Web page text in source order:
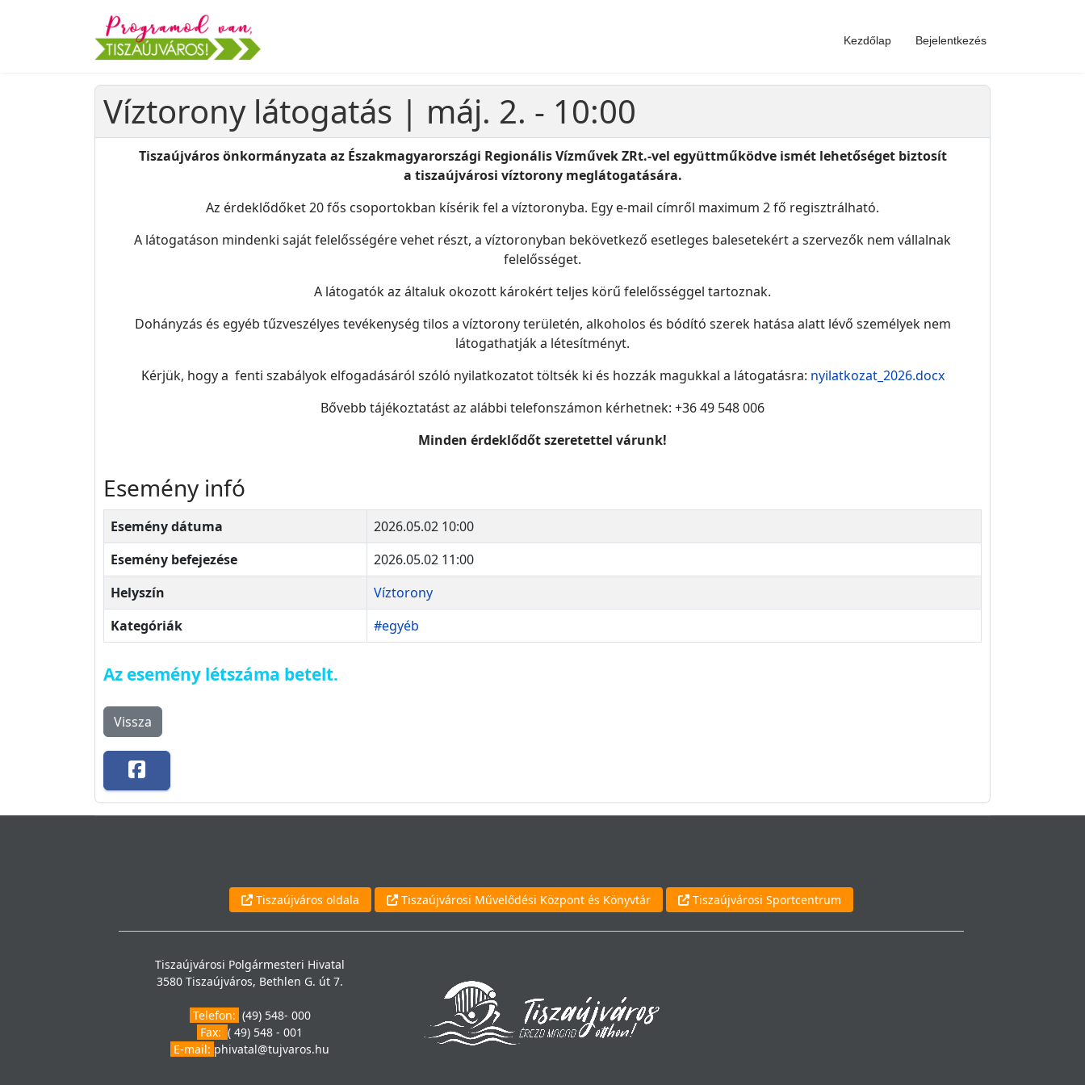
Kezdőlap Bejelentkezés
Víztorony látogatás | máj. 2. - 10:00
Tiszaújváros önkormányzata az Északmagyarországi Regionális Vízművek ZRt.-vel együttműködve ismét lehetőséget biztosít
a tiszaújvárosi víztorony meglátogatására.
Az érdeklődőket 20 fős csoportokban kísérik fel a víztoronyba. Egy e-mail címről maximum 2 fő regisztrálható.
A látogatáson mindenki saját felelősségére vehet részt, a víztoronyban bekövetkező esetleges balesetekért a szervezők nem vállalnak
felelősséget.
A látogatók az általuk okozott károkért teljes körű felelősséggel tartoznak.
Dohányzás és egyéb tűzveszélyes tevékenység tilos a víztorony területén, alkoholos és bódító szerek hatása alatt lévő személyek nem
látogathatják a létesítményt.
Kérjük, hogy a fenti szabályok elfogadásáról szóló nyilatkozatot töltsék ki és hozzák magukkal a látogatásra: nyilatkozat_2026.docx
Bővebb tájékoztatást az alábbi telefonszámon kérhetnek: +36 49 548 006
Minden érdeklődőt szeretettel várunk!
Esemény infó
Esemény dátuma
2026.05.02 10:00
Esemény befejezése
2026.05.02 11:00
Helyszín
Víztorony
Kategóriák
#egyéb
Az esemény létszáma betelt.
Vissza
Tiszaújváros oldala Tiszaújvárosi Művelődési Központ és Könyvtár Tiszaújvárosi Sportcentrum
Tiszaújvárosi Polgármesteri Hivatal
3580 Tiszaújváros, Bethlen G. út 7.
Telefon: (49) 548- 000
Fax:( 49) 548 - 001
E-mail: phivatal@tujvaros.hu